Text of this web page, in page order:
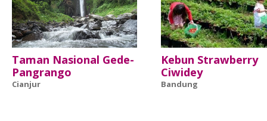
Taman Nasional Gede-
Pangrango
Cianjur
Kebun Strawberry
Ciwidey
Bandung